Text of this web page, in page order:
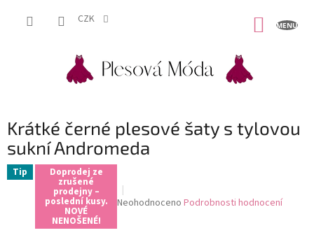
CZK
Krátké černé plesové šaty s tylovou
sukní Andromeda
Tip Doprodej ze
zrušené
prodejny –
poslední kusy.
NOVÉ
NENOŠENÉ!
Průměrné
Neohodnoceno Podrobnosti hodnocení